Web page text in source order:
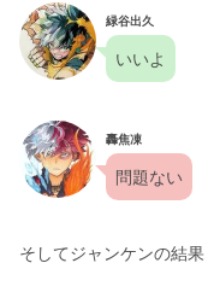
緑谷出久
いいよ
轟焦凍
問題ない
そしてジャンケンの結果